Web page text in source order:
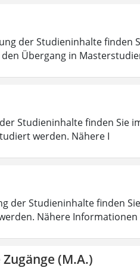
der Studieninhalte finden
Übergang in
Studieninhalte finden Sie
werden. Nähere I
der Studieninhalte finden
Nähere Informationen
(M.A.)